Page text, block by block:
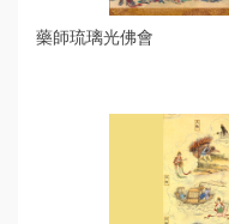
藥師琉璃光佛會